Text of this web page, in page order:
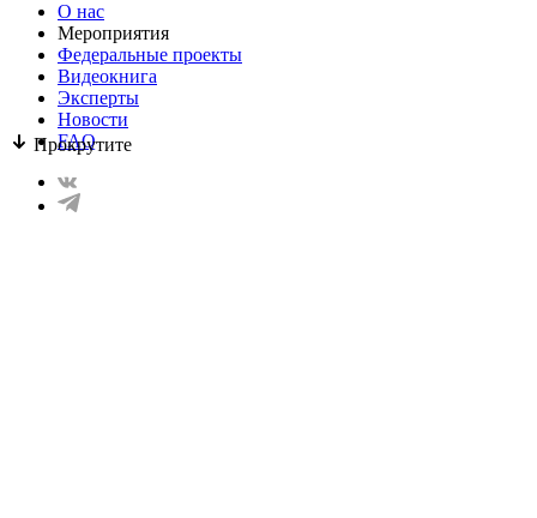
Прокрутите
О нас
Mероприятия
Федеральные проекты
Видеокнига
Эксперты
Новости
FAQ